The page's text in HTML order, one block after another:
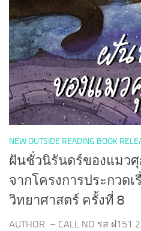
NEW OUTSIDE READING BOOK
ฝันชั่วนิรันดร์ของแมว
จากโครงการประกวด
วิทยาศาสตร์ ครั้งที่ 8
AUTHOR – CALL NO รส ฝ151